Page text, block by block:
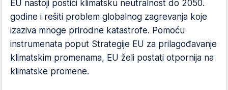
EU nastoji postići klimatsku neutralnost do 2050.
godine i rešiti problem globalnog zagrevanja koje
izaziva mnoge prirodne katastrofe. Pomoću
instrumenata poput Strategije EU za prilagođavanje
klimatskim promenama, EU želi postati otpornija na
klimatske promene.